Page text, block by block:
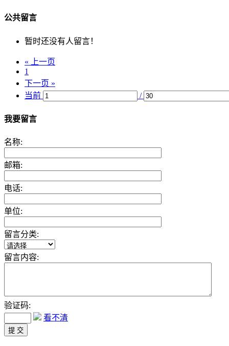
公共留言
暂时还没有人留言！
« 上一页
1
下一页 »
当前
/
我要留言
名称:
邮箱:
电话:
单位:
留言分类:
留言内容:
验证码:
看不清